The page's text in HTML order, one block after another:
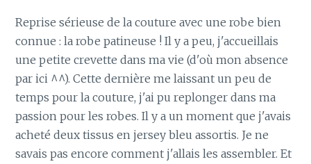
Reprise sérieuse de la couture avec une robe bien
connue : la robe patineuse ! Il y a peu, j'accueillais
une petite crevette dans ma vie (d'où mon absence
par ici ^^). Cette dernière me laissant un peu de
temps pour la couture, j'ai pu replonger dans ma
passion pour les robes. Il y a un moment que j'avais
acheté deux tissus en jersey bleu assortis. Je ne
savais pas encore comment j'allais les assembler. Et